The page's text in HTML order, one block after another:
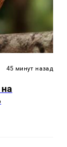
45 минут назад